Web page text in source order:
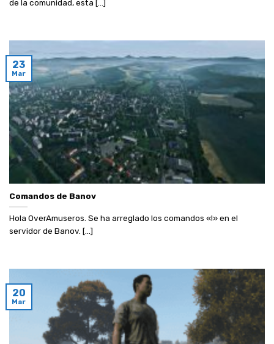
de la comunidad, esta [...]
Comandos de Banov
Hola OverAmuseros. Se ha arreglado los comandos «!» en el
servidor de Banov. [...]
23
Mar
20
Mar